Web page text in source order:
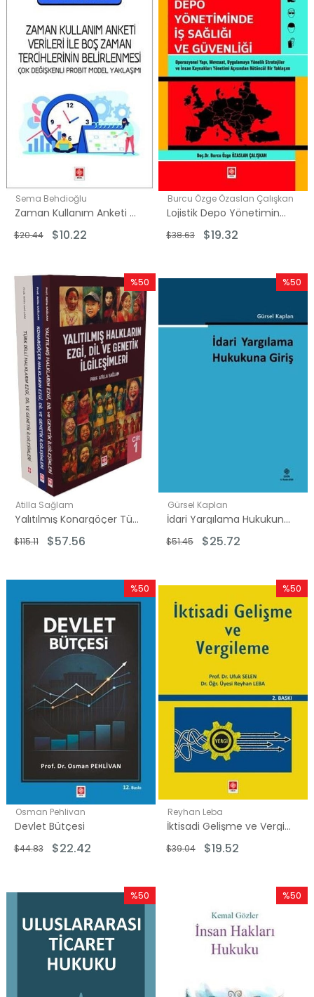
Sema Behdioğlu
Zaman Kullanım Anketi Verileri İle Boş Zaman Tercihlerinin Belirlenmesi - Çok Değişkenli Probit Mode
$10.22
$20.44
%50İndirim
Burcu Özge Özaslan Çalışkan
Lojistik Depo Yönetiminde İş Sağlığı ve Güvenliği
$19.32
$38.63
Atilla Sağlam
Yalıtılmış Konargöçer Türk Dili Halkların Ezgi Dil ve Genetik İlgileşimleri Seti-3 Kitap Takım
$57.56
$115.11
%50
İndirim
%50İndirim
Gürsel Kaplan
İdari Yargılama Hukukuna Giriş
$25.72
$51.45
%50
Osman Pehlivan
Devlet Bütçesi
$22.42
$44.83
%50
İndirim
Reyhan Leba
İktisadi Gelişme ve Vergileme
$19.52
$39.04
%50
İndirim
%50
%50İndirim
%50